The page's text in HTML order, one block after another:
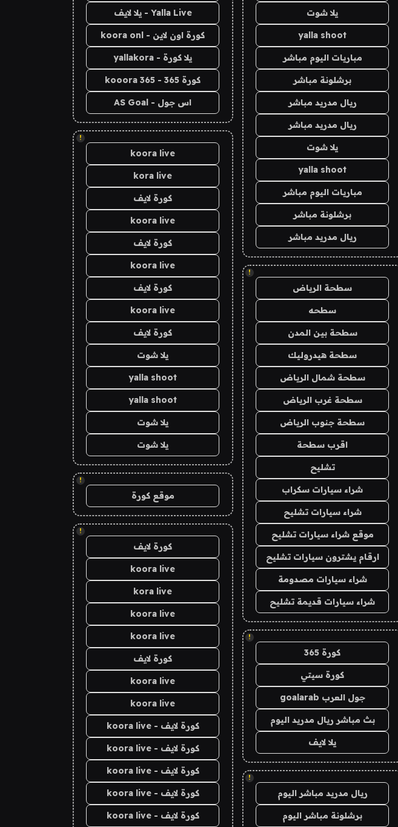
يلا شوت
yalla shoot
مباريات اليوم مباشر
برشلونة مباشر
ريال مدريد مباشر
ريال مدريد مباشر
يلا شوت
yalla shoot
مباريات اليوم مباشر
برشلونة مباشر
ريال مدريد مباشر
!
سطحة الرياض
سطحه
سطحة بين المدن
سطحة هيدروليك
سطحة شمال الرياض
سطحة غرب الرياض
سطحة جنوب الرياض
اقرب سطحة
تشليح
شراء سيارات سكراب
شراء سيارات تشليح
موقع شراء سيارات تشليح
ارقام يشترون سيارات تشليح
شراء سيارات مصدومة
شراء سيارات قديمة تشليح
!
كورة 365
كورة سيتي
جول العرب goalarab
بث مباشر ريال مدريد اليوم
يلا لايف
!
ريال مدريد مباشر اليوم
برشلونة مباشر اليوم
Yalla Live - يلا لايف
كورة اون لاين - koora onl
يلا كورة - yallakora
كورة 365 - kooora 365
اس جول - AS Goal
!
koora live
kora live
كورة لايف
koora live
كورة لايف
koora live
كورة لايف
koora live
كورة لايف
يلا شوت
yalla shoot
yalla shoot
يلا شوت
يلا شوت
!
موقع كورة
!
كورة لايف
koora live
kora live
koora live
koora live
كورة لايف
koora live
koora live
كورة لايف - koora live
كورة لايف - koora live
كورة لايف - koora live
كورة لايف - koora live
كورة لايف - koora live